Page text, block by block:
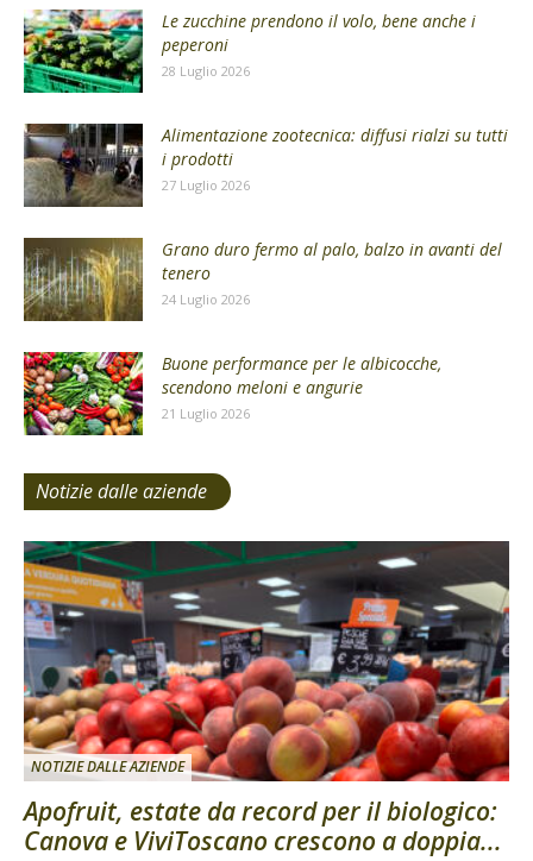
Le zucchine prendono il volo, bene anche i
peperoni
28 Luglio 2026
Alimentazione zootecnica: diffusi rialzi su tutti
i prodotti
27 Luglio 2026
Grano duro fermo al palo, balzo in avanti del
tenero
24 Luglio 2026
Buone performance per le albicocche,
scendono meloni e angurie
21 Luglio 2026
Notizie dalle aziende
NOTIZIE DALLE AZIENDE
Apofruit, estate da record per il biologico:
Canova e ViviToscano crescono a doppia...